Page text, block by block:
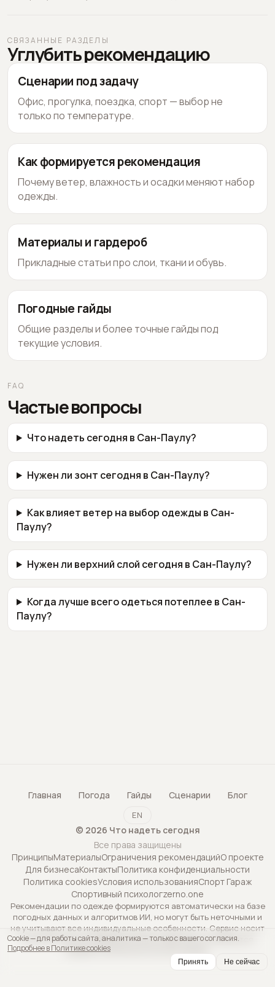
СВЯЗАННЫЕ РАЗДЕЛЫ
Углубить рекомендацию
Сценарии под задачу
Офис, прогулка, поездка, спорт — выбор не
только по температуре.
Как формируется рекомендация
Почему ветер, влажность и осадки меняют набор
одежды.
Материалы и гардероб
Прикладные статьи про слои, ткани и обувь.
Погодные гайды
Общие разделы и более точные гайды под
текущие условия.
FAQ
Частые вопросы
Что надеть сегодня в Сан-Паулу?
Нужен ли зонт сегодня в Сан-Паулу?
Как влияет ветер на выбор одежды в Сан-
Паулу?
Нужен ли верхний слой сегодня в Сан-Паулу?
Когда лучше всего одеться потеплее в Сан-
Паулу?
Главная Погода Гайды Сценарии Блог
EN
© 2026 Что надеть сегодня
Все права защищены
ПринципыМатериалыОграничения рекомендацийО проекте
Для бизнесаКонтактыПолитика конфиденциальности
Политика cookiesУсловия использованияСпорт Гараж
Спортивный психологzerno.one
Рекомендации по одежде формируются автоматически на базе
погодных данных и алгоритмов ИИ, но могут быть неточными и
не учитывают все индивидуальные особенности. Сервис носит
исключительно информационный характер и не является
профессиональной консультацией.
Cookie — для работы сайта, аналитика — только с вашего согласия.
Подробнее в Политике cookies
Принять Не сейчас